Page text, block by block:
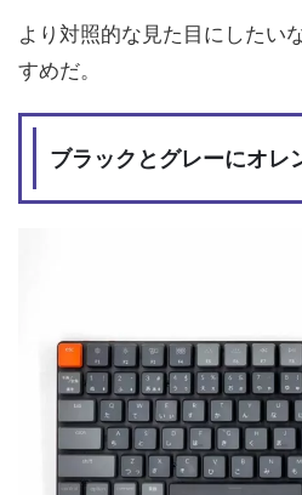
より対照的な見た目にしたい
すめだ。
ブラックとグレーにオレ